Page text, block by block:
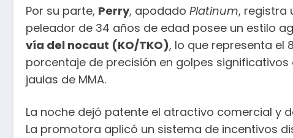
Por su parte, Perry, apodado Platinum, registra
peleador de 34 años de edad posee un estilo
vía del nocaut (KO/TKO), lo que representa el
porcentaje de precisión en golpes
jaulas de MMA.
La noche dejó patente el atractivo comercial y
La promotora aplicó un sistema de incentivos